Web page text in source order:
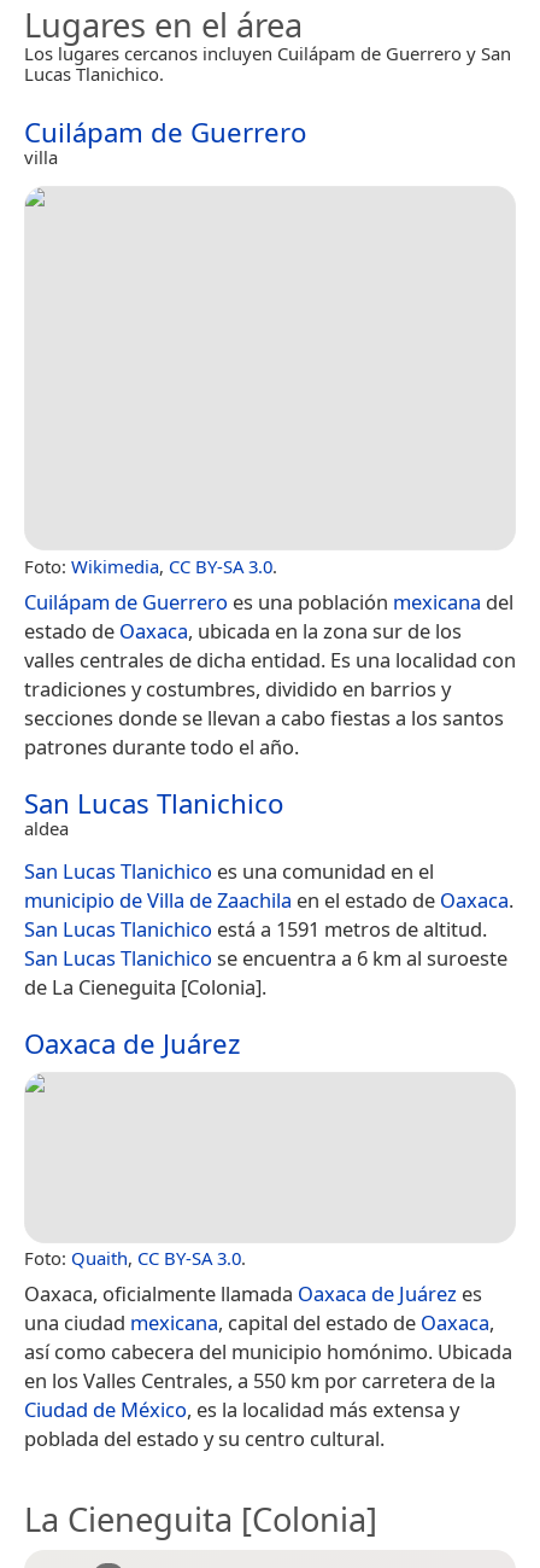
Lugares en el área
Los lugares cercanos incluyen Cuilápam de Guerrero y San
Lucas Tlanichico.
Cuilápam de Guerrero
villa
Foto: Wikimedia, CC BY-SA 3.0.
Cuilápam de Guerrero es una población mexicana del
estado de Oaxaca, ubicada en la zona sur de los
valles centrales de dicha entidad. Es una localidad con
tradiciones y costumbres, dividido en barrios y
secciones donde se llevan a cabo fiestas a los santos
patrones durante todo el año.
San Lucas Tlanichico
aldea
San Lucas Tlanichico es una comunidad en el
municipio de Villa de Zaachila en el estado de Oaxaca.​
San Lucas Tlanichico está a 1591 metros de altitud.
San Lucas Tlanichico se encuentra a 6 km al suroeste
de La Cieneguita [Colonia].
Oaxaca de Juárez
Foto: Quaith, CC BY-SA 3.0.
Oaxaca, oficialmente llamada Oaxaca de Juárez es
una ciudad mexicana, capital del estado de Oaxaca,
así como cabecera del municipio homónimo. Ubicada
en los Valles Centrales, a 550 km por carretera de la
Ciudad de México, es la localidad más extensa y
poblada del estado y su centro cultural.
La Cieneguita [Colonia]